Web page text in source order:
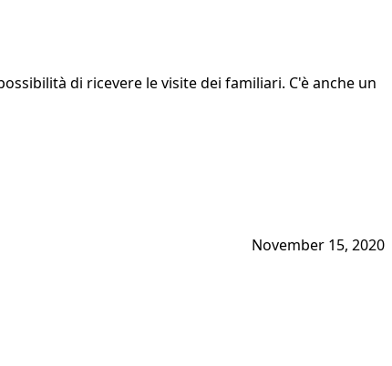
di ricevere le visite dei familiari. C'è anche un
November 15, 2020